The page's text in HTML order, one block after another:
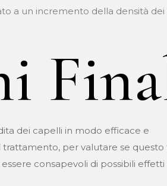
a un incremento della densità dei
dei capelli in modo efficace e
per valutare se questo
consapevoli di possibili